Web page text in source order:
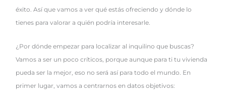
éxito. Así que vamos a ver qué estás ofreciendo y dónde lo
tienes para valorar a quién podría interesarle.
¿Por dónde empezar para localizar al inquilino que buscas?
Vamos a ser un poco críticos, porque aunque para ti tu vivienda
pueda ser la mejor, eso no será así para todo el mundo. En
primer lugar, vamos a centrarnos en datos objetivos: